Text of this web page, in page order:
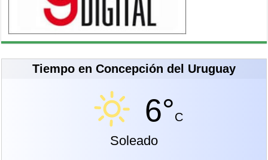
Tiempo en Concepción del Uruguay
6°C
Soleado